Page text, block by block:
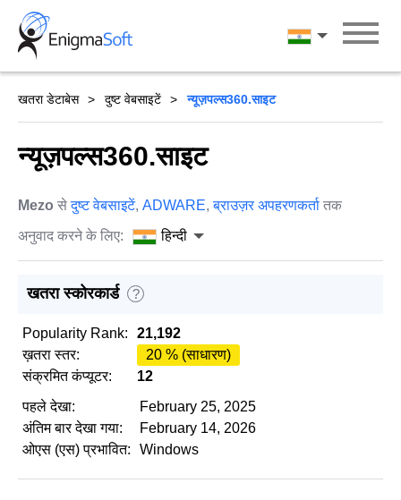
Skip
content
हिन्दी
खतरा डेटाबेस दुष्ट वेबसाइटें न्यूज़पल्स360.साइट
न्यूज़पल्स360.साइट
Mezo सेदुष्ट वेबसाइटें, ADWARE,ब्राउज़र अपहरणकर्ता तक
अनुवाद करने के लिए:
हिन्दी
खतरा स्कोरकार्ड ?
Popularity Rank:
21,192
ख़तरा स्तर:
20 % (साधारण)
संक्रमित कंप्यूटर:
12
पहले देखा:
February 25, 2025
अंतिम बार देखा गया:
February 14, 2026
ओएस (एस) प्रभावित:
Windows